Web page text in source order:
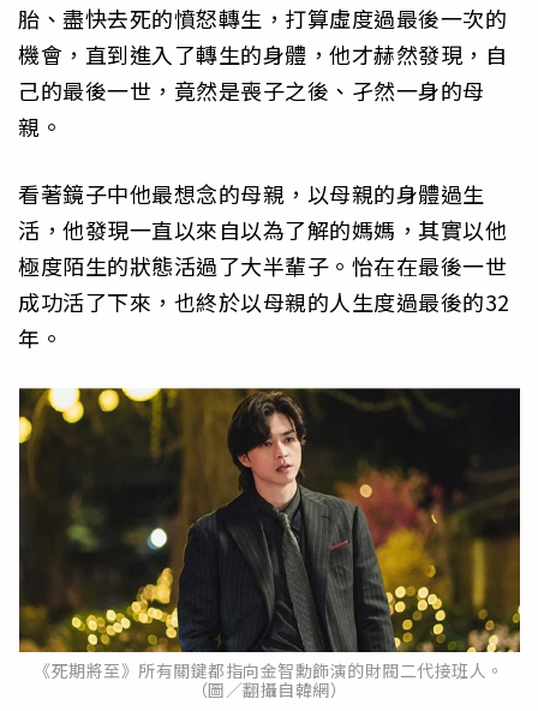
胎、盡快去死的憤怒轉生，打算虛度過最後一次的
機會，直到進入了轉生的身體，他才赫然發現，自
己的最後一世，竟然是喪子之後、孑然一身的母
親。
看著鏡子中他最想念的母親，以母親的身體過生
活，他發現一直以來自以為了解的媽媽，其實以他
極度陌生的狀態活過了大半輩子。怡在在最後一世
成功活了下來，也終於以母親的人生度過最後的32
年。
《死期將至》所有關鍵都指向金智勳飾演的財閥二代接班人。
（圖／翻攝自韓網）